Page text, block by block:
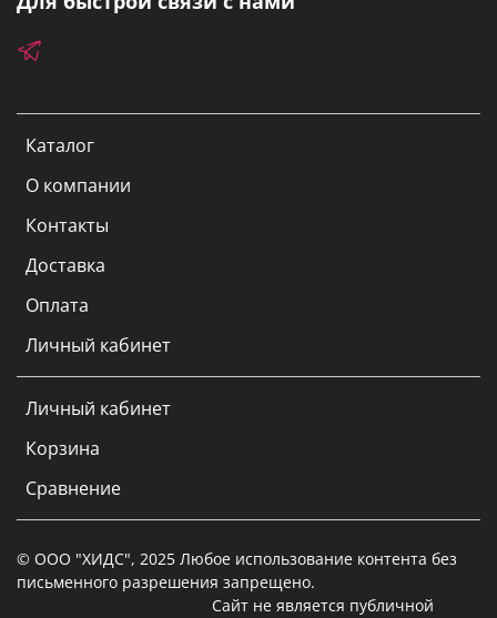
Каталог
О компании
Контакты
Доставка
Оплата
Личный кабинет
Личный кабинет
Корзина
Сравнение
© ООО "ХИДС", 2025 Любое использование контента без
письменного разрешения запрещено.
Сайт не является публичной